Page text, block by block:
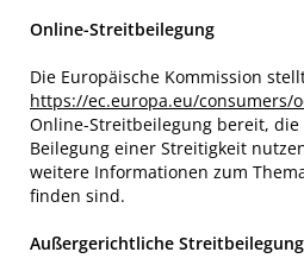
Online-Streitbeilegung
Die Europäische Kommission
https://ec.europa.eu/consumers/
Online-Streitbeilegung bereit,
Beilegung einer Streitigkeit
weitere Informationen zum
finden sind.
Außergerichtliche Streitbeilegung